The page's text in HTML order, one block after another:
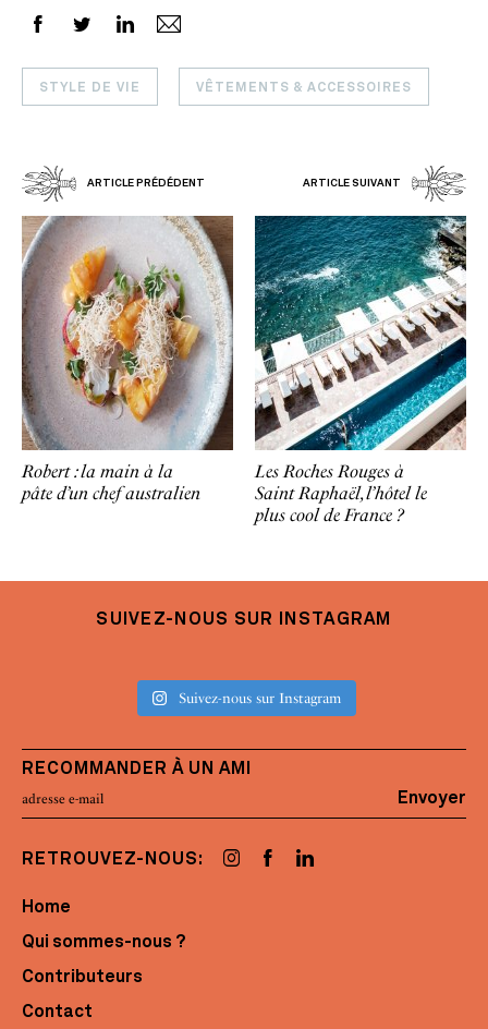
STYLE DE VIE VÊTEMENTS & ACCESSOIRES
ARTICLE PRÉDÉDENT ARTICLE SUIVANT
Robert : la main à la
pâte d’un chef australien
Les Roches Rouges à
Saint Raphaël, l’hôtel le
plus cool de France ?
SUIVEZ-NOUS SUR INSTAGRAM
Suivez-nous sur Instagram
RECOMMANDER À UN AMI
Envoyer
RETROUVEZ-NOUS:
Home
Qui sommes-nous ?
Contributeurs
Contact